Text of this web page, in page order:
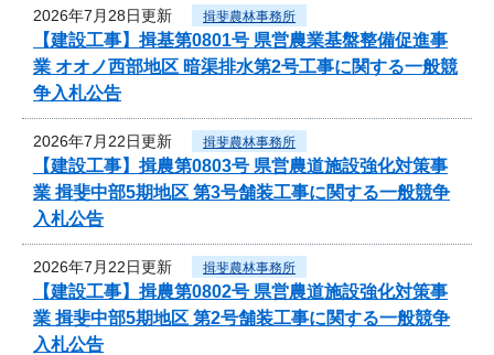
2026年7月28日更新 揖斐農林事務所
【建設工事】揖基第0801号 県営農業基盤整備促進事
業 オオノ西部地区 暗渠排水第2号工事に関する一般競
争入札公告
2026年7月22日更新 揖斐農林事務所
【建設工事】揖農第0803号 県営農道施設強化対策事
業 揖斐中部5期地区 第3号舗装工事に関する一般競争
入札公告
2026年7月22日更新 揖斐農林事務所
【建設工事】揖農第0802号 県営農道施設強化対策事
業 揖斐中部5期地区 第2号舗装工事に関する一般競争
入札公告